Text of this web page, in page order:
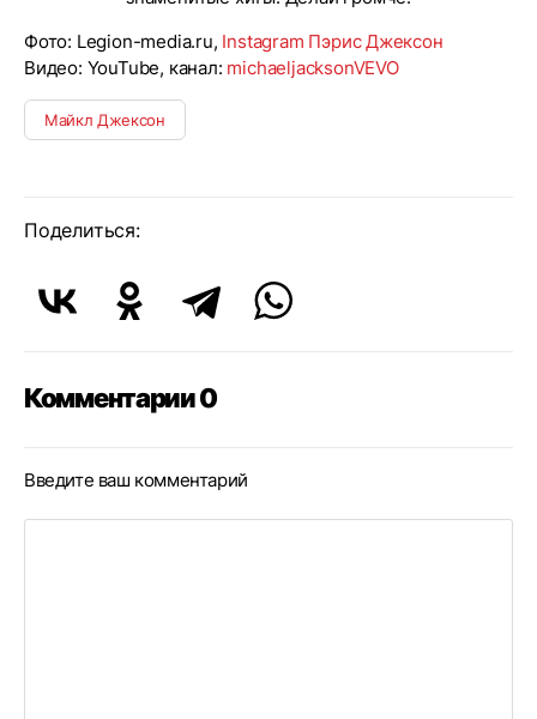
Фото: Legion-media.ru, Instagram Пэрис Джексон
Видео: YouTube, канал: michaeljacksonVEVO
Майкл Джексон
Поделиться:
Комментарии 0
Введите ваш комментарий